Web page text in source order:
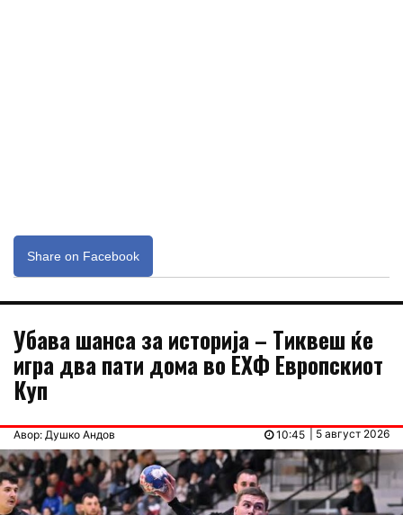
Share on Facebook
Убава шанса за историја – Тиквеш ќе
игра два пати дома во ЕХФ Европскиот
Куп
Авор: Душко Андов | 5 август 2026
10:45